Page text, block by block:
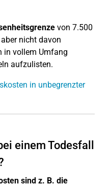
von 7.500
nicht davon
in vollem Umfang
aufzulisten.
in unbegrenzter
einem Todesfall
sind z. B. die